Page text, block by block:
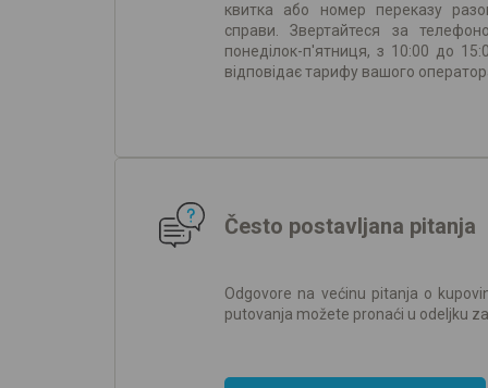
квитка або номер переказу
справи. Звертайтеся за
понеділок-п'ятниця, з 10:00 до
відповідає тарифу вашого
Često postavljana pitanja
Odgovore na većinu pitanja o
putovanja možete pronaći u odeljku